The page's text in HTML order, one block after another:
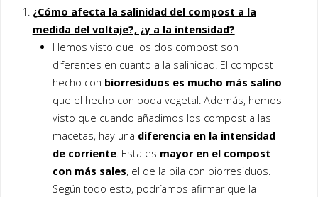
¿Cómo afecta la salinidad del compost a la
medida del voltaje?, ¿y a la intensidad?
Hemos visto que los dos compost son
diferentes en cuanto a la salinidad. El compost
hecho con biorresiduos es mucho más salino
que el hecho con poda vegetal. Además, hemos
visto que cuando añadimos los compost a las
macetas, hay una diferencia en la intensidad
de corriente. Esta es mayor en el compost
con más sales, el de la pila con biorresiduos.
Según todo esto, podríamos afirmar que la